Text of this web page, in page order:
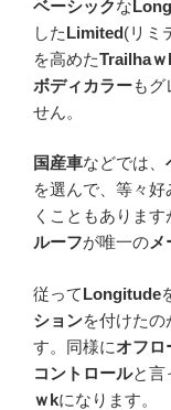
ベーシックな
したLimited(リミ
を高めたTrailhaｗ
ボディカラーもグ
せん。
国産車などでは、
を選んで、等々好
くこともあります
ルーフが唯一のメ
従ってLongitude
ションを付けたの
す。同様にオフロ
コントロールと言
ｗkになります。